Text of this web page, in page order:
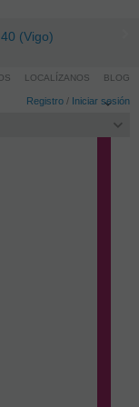
(Vigo)
Registro / Iniciar sesión
LOCALÍZANOS BLOG